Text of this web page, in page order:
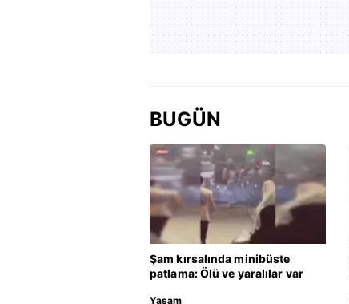
BUGÜN
Şam kırsalında minibüste
patlama: Ölü ve yaralılar var
Yaşam